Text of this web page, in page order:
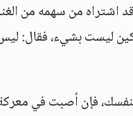
اشتراه من سهمه من
ليست بشيء، فقال:
فإن أصبت في